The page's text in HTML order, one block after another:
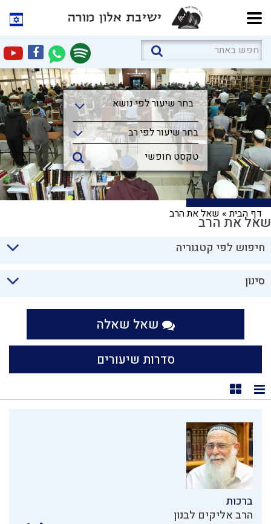
בחר שיעור לפי נושא
בחר שיעור לפי נושא
בחר שיעור לפי רב
דף הבית» שאל את הרבשאל את הרב
חיפוש לפי קטגוריה
סינון
שאל שאלה
סדרות שיעורים
תצוגת רשימה
תצוגת קוביות
ברכות
הרב אליקים לבנון